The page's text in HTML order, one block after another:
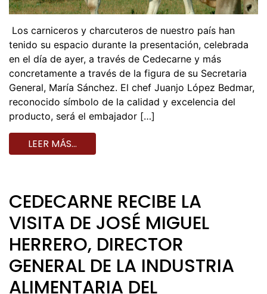
Los carniceros y charcuteros de nuestro país han
tenido su espacio durante la presentación, celebrada
en el día de ayer, a través de Cedecarne y más
concretamente a través de la figura de su Secretaria
General, María Sánchez. El chef Juanjo López Bedmar,
reconocido símbolo de la calidad y excelencia del
producto, será el embajador […]
LEER MÁS…
CEDECARNE RECIBE LA
VISITA DE JOSÉ MIGUEL
HERRERO, DIRECTOR
GENERAL DE LA INDUSTRIA
ALIMENTARIA DEL